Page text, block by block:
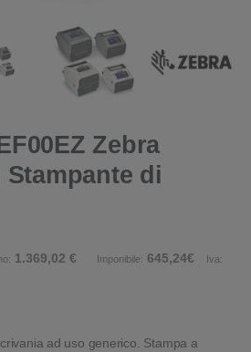
Zebra
Stampante di
1.369,02 € Imponibile: 645,24€ Iva:
ad uso generico. Stampa a